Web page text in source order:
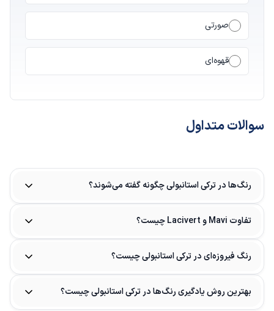
صورتی
قهوه‌ای
سوالات متداول
رنگ‌ها در ترکی استانبولی چگونه گفته می‌شوند؟
تفاوت Mavi و Lacivert چیست؟
رنگ فیروزه‌ای در ترکی استانبولی چیست؟
بهترین روش یادگیری رنگ‌ها در ترکی استانبولی چیست؟